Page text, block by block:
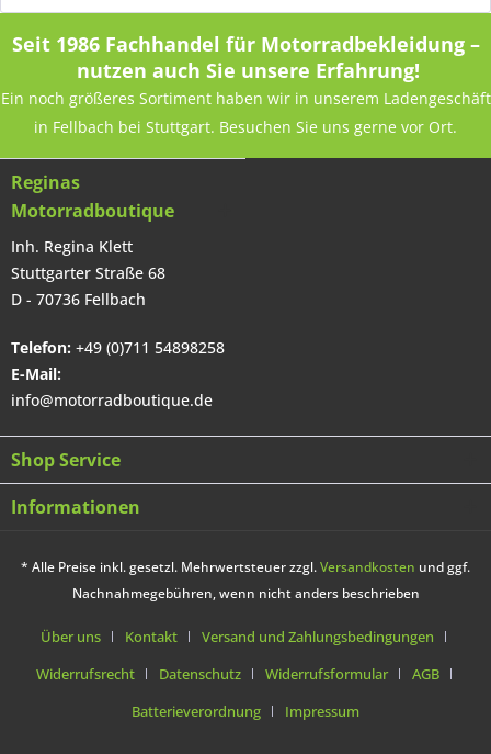
Seit 1986 Fachhandel für Motorradbekleidung –
nutzen auch Sie unsere Erfahrung!
Ein noch größeres Sortiment haben wir in unserem Ladengeschäft
in Fellbach bei Stuttgart. Besuchen Sie uns gerne vor Ort.
Reginas
Motorradboutique
Inh. Regina Klett
Stuttgarter Straße 68
D - 70736 Fellbach
Telefon: +49 (0)711 54898258
E-Mail:
info@motorradboutique.de
Shop Service
Informationen
* Alle Preise inkl. gesetzl. Mehrwertsteuer zzgl.Versandkosten und ggf.
Nachnahmegebühren, wenn nicht anders beschrieben
Über uns Kontakt
Versand und Zahlungsbedingungen
Widerrufsrecht
Datenschutz Widerrufsformular
AGB
Batterieverordnung
Impressum